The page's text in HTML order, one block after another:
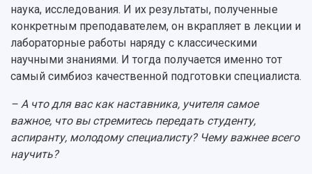
наука, исследования. И их результаты, полученные
конкретным преподавателем, он вкрапляет в лекции и
лабораторные работы наряду с классическими
научными знаниями. И тогда получается именно тот
самый симбиоз качественной подготовки специалиста.
– А что для вас как наставника, учителя самое
важное, что вы стремитесь передать студенту,
аспиранту, молодому специалисту? Чему важнее всего
научить?